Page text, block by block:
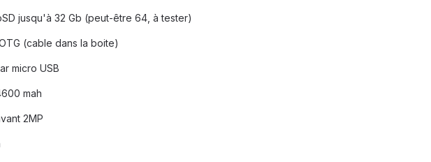
jusqu'à 32 Gb (peut-être 64, à tester)
(cable dans la boite)
micro USB
mah
2MP